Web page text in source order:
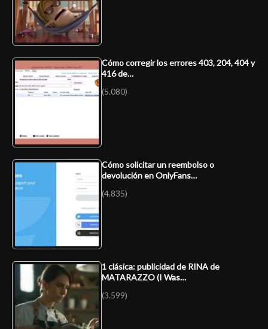
Cómo corregir los errores 403, 204, 404 y
416 de…
(5.080)
Cómo solicitar un reembolso o
devolución en OnlyFans…
(4.835)
1 clásica: publicidad de RINA de
MATARAZZO (I Was…
(3.599)